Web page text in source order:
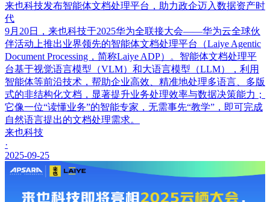
来也科技发布智能体文档处理平台，助力政企迈入数据资产时
代
9月20日，来也科技于2025华为全联接大会——华为云全球伙
伴活动上推出业界领先的智能体文档处理平台（Laiye Agentic
Document Processing，简称Laiye ADP）。智能体文档处理平
台基于视觉语言模型（VLM）和大语言模型（LLM），利用
智能体等前沿技术，帮助企业高效、精准地处理多语言、多版
式的非结构化文档，显著提升业务处理效率与数据决策能力；
它像一位“读懂业务”的智能专家，无需事先“教学”，即可完成
自然语言提出的文档处理需求。
来也科技
·
2025-09-25